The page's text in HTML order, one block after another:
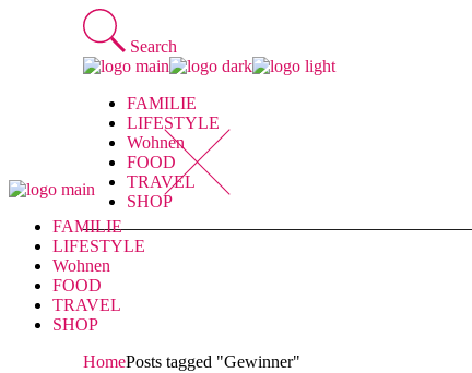
Search
FAMILIE
LIFESTYLE
Wohnen
FOOD
TRAVEL
SHOP
FAMILIE
LIFESTYLE
Wohnen
FOOD
TRAVEL
SHOP
HomePosts tagged "Gewinner"